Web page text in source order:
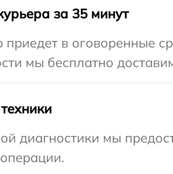
за 35 минут
в оговоренные
мы бесплатно
диагностики мы